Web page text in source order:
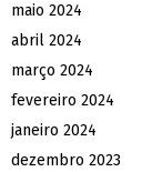
maio 2024
abril 2024
março 2024
fevereiro 2024
janeiro 2024
dezembro 2023